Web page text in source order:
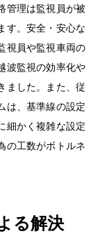
管理は監視員が被
す。安全・安心な
視員や監視車両の
波監視の効率化や
ました。また、従
は、基準線の設定
細かく複雑な設定
の工数がボトルネ
る解決